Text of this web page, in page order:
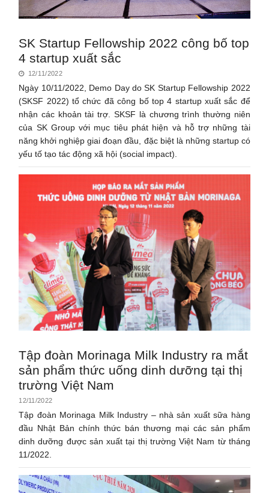
SK Startup Fellowship 2022 công bố top
4 startup xuất sắc
12/11/2022
Ngày 10/11/2022, Demo Day do SK Startup Fellowship 2022
(SKSF 2022) tổ chức đã công bố top 4 startup xuất sắc để
nhận các khoản tài trợ. SKSF là chương trình thường niên
của SK Group với mục tiêu phát hiện và hỗ trợ những tài
năng khởi nghiệp giai đoạn đầu, đặc biệt là những startup có
yếu tố tạo tác động xã hội (social impact).
Tập đoàn Morinaga Milk Industry ra mắt
sản phẩm thức uống dinh dưỡng tại thị
trường Việt Nam
12/11/2022
Tập đoàn Morinaga Milk Industry – nhà sản xuất sữa hàng
đầu Nhật Bản chính thức bán thương mại các sản phẩm
dinh dưỡng được sản xuất tại thị trường Việt Nam từ tháng
11/2022.